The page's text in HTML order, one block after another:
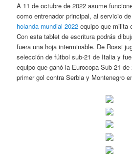
A 11 de octubre de 2022 asume
como entrenador principal, al servicio
holanda mundial 2022 equipo que milita
Con esta tablet de escritura podrás
fuera una hoja interminable. De Rossi
selección de fútbol sub-21 de Italia y
equipo que ganó la Eurocopa Sub-21
primer gol contra Serbia y Montenegro